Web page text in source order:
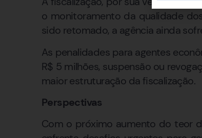
o monitoramento da qualidade
sido retomado, a agência ainda
As penalidades para agentes
R$ 5 milhões, suspensão ou
maior estruturação da fiscalização.
Perspectivas
Com o próximo aumento do teor